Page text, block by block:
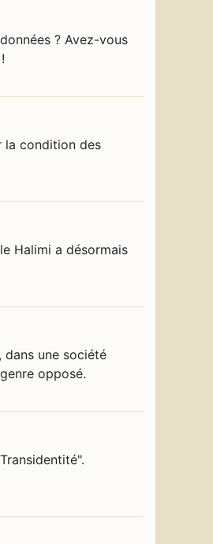
? Avez-vous
!
la condition des
Halimi a désormais
une société
opposé.